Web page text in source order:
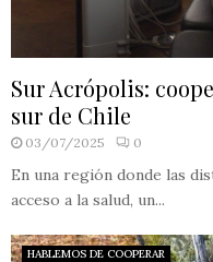
Sur Acrópolis:
sur de Chile
03/07/2025 0
En una región donde las
acceso a la salud, un...
HABLEMOS DE COOPERAR